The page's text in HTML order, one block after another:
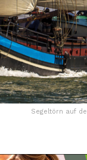
Segeltörn auf